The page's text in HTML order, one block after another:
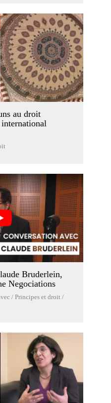
au droit
Bruderlein,
Negociations
/ Principes et droit /